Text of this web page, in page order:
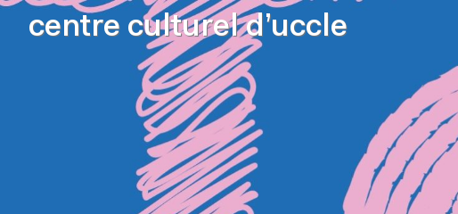
centre culturel d’uccle